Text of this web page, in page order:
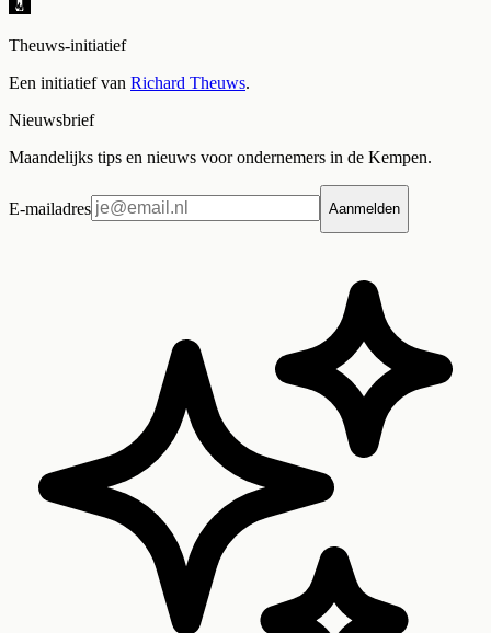
Theuws-initiatief
Een initiatief van Richard Theuws.
Nieuwsbrief
Maandelijks tips en nieuws voor ondernemers in de Kempen.
E-mailadres Aanmelden